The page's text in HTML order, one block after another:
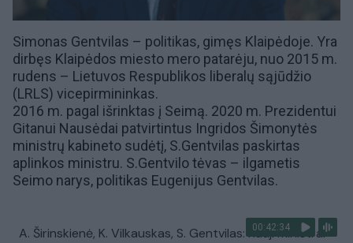
Simonas Gentvilas – politikas, gimęs Klaipėdoje. Yra
dirbęs Klaipėdos miesto mero patarėju, nuo 2015 m.
rudens – Lietuvos Respublikos liberalų sąjūdžio
(LRLS) vicepirmininkas.
2016 m. pagal išrinktas į Seimą. 2020 m. Prezidentui
Gitanui Nausėdai patvirtintus Ingridos Šimonytės
ministrų kabineto sudėtį, S.Gentvilas paskirtas
aplinkos ministru. S.Gentvilo tėvas – ilgametis
Seimo narys, politikas Eugenijus Gentvilas.
00:42:34
A. Širinskienė, K. Vilkauskas, S. Gentvilas: nauji ministrai